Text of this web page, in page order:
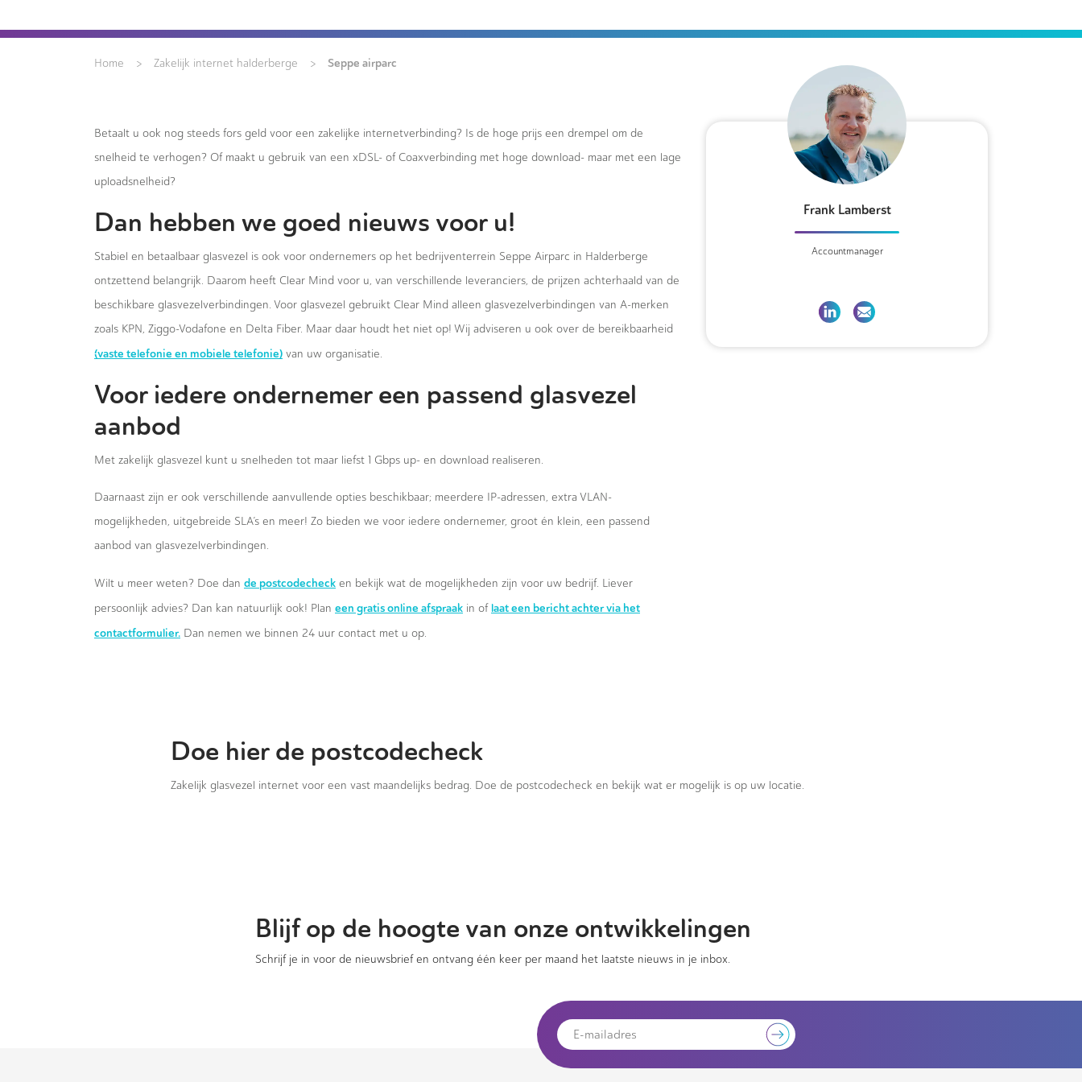
Home > Zakelijk internet halderberge > Seppe airparc
Betaalt u ook nog steeds fors geld voor een zakelijke internetverbinding? Is de hoge prijs een drempel om de
snelheid te verhogen? Of maakt u gebruik van een xDSL- of Coaxverbinding met hoge download- maar met een lage
uploadsnelheid?
Dan hebben we goed nieuws voor u!
Stabiel en betaalbaar glasvezel is ook voor ondernemers op het bedrijventerrein Seppe Airparc in Halderberge
ontzettend belangrijk. Daarom heeft Clear Mind voor u, van verschillende leveranciers, de prijzen achterhaald van de
beschikbare glasvezelverbindingen. Voor glasvezel gebruikt Clear Mind alleen glasvezelverbindingen van A-merken
zoals KPN, Ziggo-Vodafone en Delta Fiber. Maar daar houdt het niet op! Wij adviseren u ook over de bereikbaarheid
(vaste telefonie en mobiele telefonie) van uw organisatie.
Voor iedere ondernemer een passend glasvezel
aanbod
Met zakelijk glasvezel kunt u snelheden tot maar liefst 1 Gbps up- en download realiseren.
Daarnaast zijn er ook verschillende aanvullende opties beschikbaar; meerdere IP-adressen, extra VLAN-
mogelijkheden, uitgebreide SLA’s en meer! Zo bieden we voor iedere ondernemer, groot én klein, een passend
aanbod van glasvezelverbindingen.
Wilt u meer weten? Doe dan de postcodecheck en bekijk wat de mogelijkheden zijn voor uw bedrijf. Liever
persoonlijk advies? Dan kan natuurlijk ook! Plan een gratis online afspraak in of laat een bericht achter via het
contactformulier. Dan nemen we binnen 24 uur contact met u op.
Frank Lamberst
Accountmanager
Doe hier de postcodecheck
Zakelijk glasvezel internet voor een vast maandelijks bedrag. Doe de postcodecheck en bekijk wat er mogelijk is op uw locatie.
Blijf op de hoogte van onze ontwikkelingen
Schrijf je in voor de nieuwsbrief en ontvang één keer per maand het laatste nieuws in je inbox.